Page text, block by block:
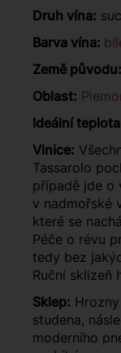
Druh vína:
Barva vína:
Země původu:
Oblast:
Ideální
Vinice:
Tassarolo
případě jde o
v nadmořské
které se
Péče o révu
tedy bez
Ruční sklizeň
Sklep:
studena,
moderního